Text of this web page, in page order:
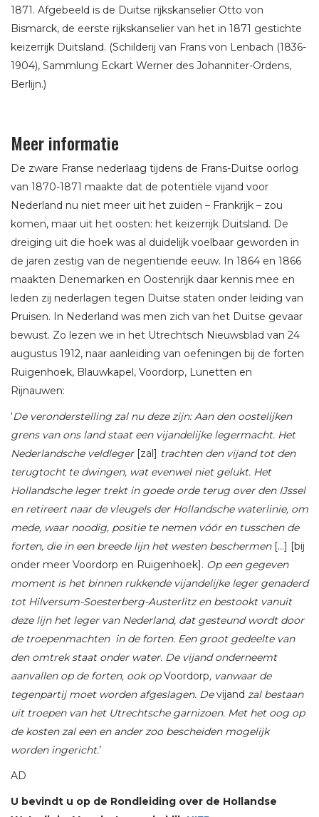
1871. Afgebeeld is de Duitse rijkskanselier Otto von
Bismarck, de eerste rijkskanselier van het in 1871 gestichte
keizerrijk Duitsland. (Schilderij van Frans von Lenbach (1836-
1904), Sammlung Eckart Werner des Johanniter-Ordens,
Berlijn.)
Meer informatie
De zware Franse nederlaag tijdens de Frans-Duitse oorlog
van 1870-1871 maakte dat de potentiële vijand voor
Nederland nu niet meer uit het zuiden – Frankrijk – zou
komen, maar uit het oosten: het keizerrijk Duitsland. De
dreiging uit die hoek was al duidelijk voelbaar geworden in
de jaren zestig van de negentiende eeuw. In 1864 en 1866
maakten Denemarken en Oostenrijk daar kennis mee en
leden zij nederlagen tegen Duitse staten onder leiding van
Pruisen. In Nederland was men zich van het Duitse gevaar
bewust. Zo lezen we in het Utrechtsch Nieuwsblad van 24
augustus 1912, naar aanleiding van oefeningen bij de forten
Ruigenhoek, Blauwkapel, Voordorp, Lunetten en
Rijnauwen:
‘De veronderstelling zal nu deze zijn: Aan den oostelijken
grens van ons land staat een vijandelijke legermacht. Het
Nederlandsche veldleger[zal] trachten den vijand tot den
terugtocht te dwingen, wat evenwel niet gelukt. Het
Hollandsche leger trekt in goede orde terug over den IJssel
en retireert naar de vleugels der Hollandsche waterlinie, om
mede, waar noodig, positie te nemen vóór en tusschen de
forten, die in een breede lijn het westen beschermen[…] [bij
onder meer Voordorp en Ruigenhoek]. Op een gegeven
moment is het binnen rukkende vijandelijke leger genaderd
tot Hilversum-Soesterberg-Austerlitz en bestookt vanuit
deze lijn het leger van Nederland, dat gesteund wordt door
de troepenmachten in de forten. Een groot gedeelte van
den omtrek staat onder water. De vijand onderneemt
aanvallen op de forten, ook opVoordorp, vanwaar de
tegenpartij moet worden afgeslagen. Devijand zal bestaan
uit troepen van het Utrechtsche garnizoen. Met het oog op
de kosten zal een en ander zoo bescheiden mogelijk
worden ingericht.’
AD
U bevindt u op de Rondleiding over de Hollandse